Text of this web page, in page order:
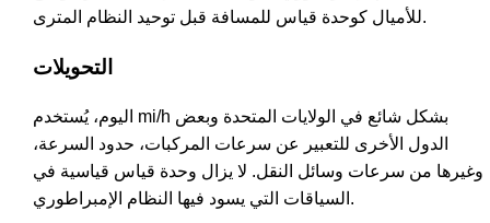
للأميال كوحدة قياس للمسافة قبل توحيد النظام المترى.
التحويلات
اليوم، يُستخدم mi/h بشكل شائع في الولايات المتحدة وبعض
الدول الأخرى للتعبير عن سرعات المركبات، حدود السرعة،
وغيرها من سرعات وسائل النقل. لا يزال وحدة قياس قياسية في
السياقات التي يسود فيها النظام الإمبراطوري.